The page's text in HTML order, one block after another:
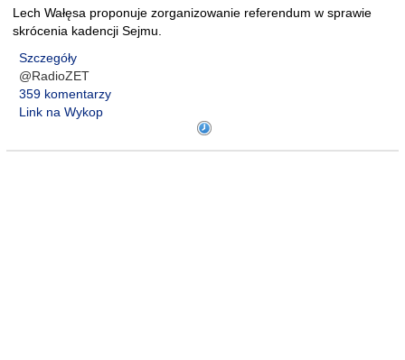
Lech Wałęsa proponuje zorganizowanie referendum w sprawie
skrócenia kadencji Sejmu.
Szczegóły
@RadioZET
359 komentarzy
Link na Wykop